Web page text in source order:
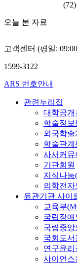
(72)
오늘 본 자료
고객센터 (평일:
1599-3122
ARS 번호안내
관련누리집
대학공개
학술정보
외국학술
학술관
사서커뮤
기관회원
지식나
의학전
유관기관 사이
교육부
국립장
국립중
국회도
연구윤리
사이언스